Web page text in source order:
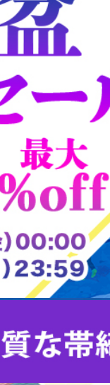
留袖
リサイクル雨コート
茶托
WEDGWOOD
赤膚焼
丹波焼
九谷焼
平戸焼
志野焼
楽山焼
益子焼
相馬焼
紀州焼
織部焼
鍋島焼
阿漕焼
布志名焼 無名異焼